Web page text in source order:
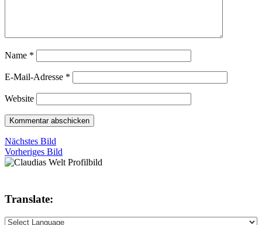
Name *
E-Mail-Adresse *
Website
Nächstes Bild
Vorheriges Bild
Translate: